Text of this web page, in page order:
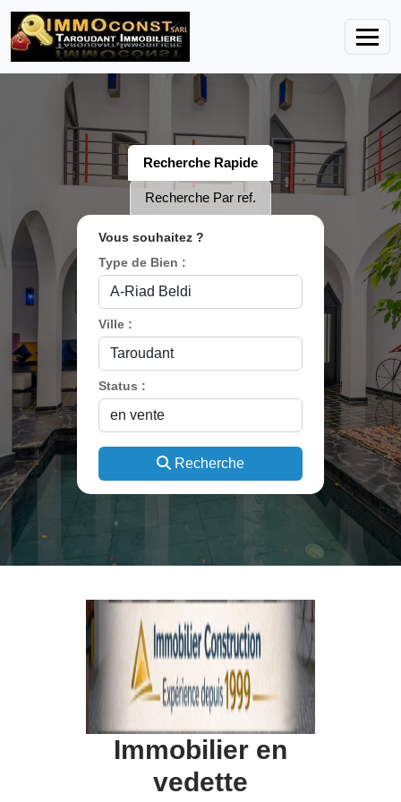
Recherche Rapide
Recherche Par ref.
Vous souhaitez ?
Type de Bien :
Ville :
Status :
Recherche
Immobilier en
vedette